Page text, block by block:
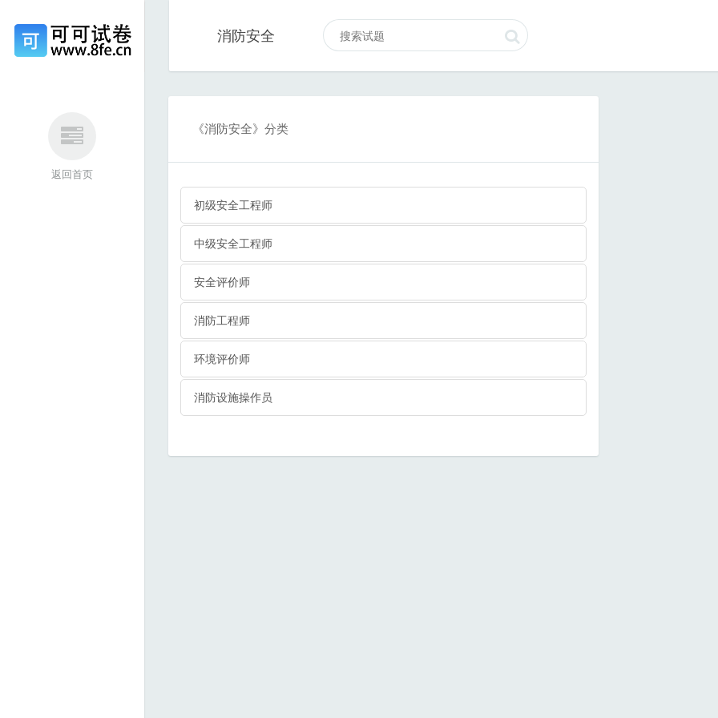
返回首页
消防安全
《消防安全》分类
初级安全工程师
中级安全工程师
安全评价师
消防工程师
环境评价师
消防设施操作员